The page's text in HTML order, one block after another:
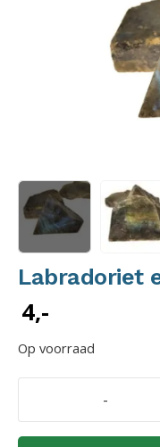
Labradoriet
4,-
Op voorraad
-